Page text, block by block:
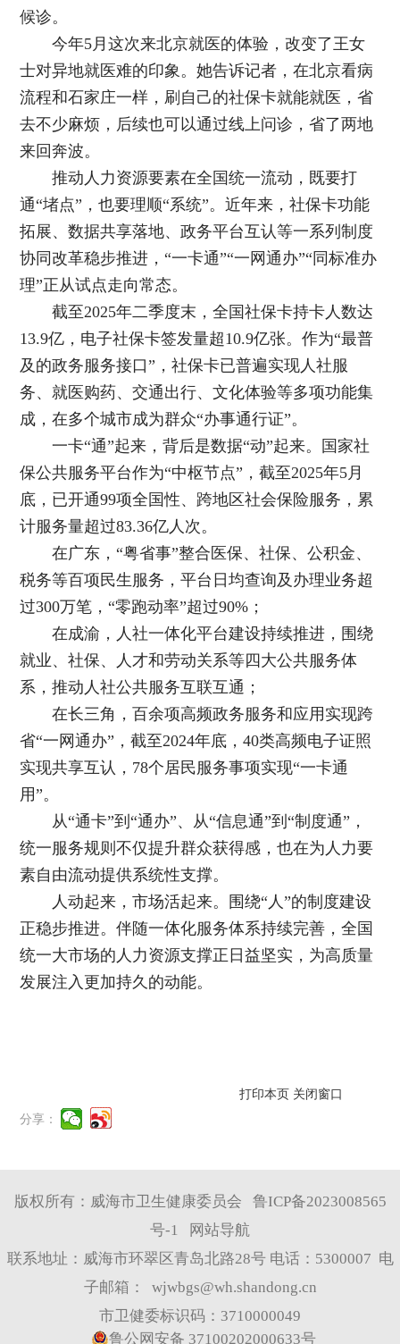
候诊。
今年5月这次来北京就医的体验，改变了王女
士对异地就医难的印象。她告诉记者，在北京看病
流程和石家庄一样，刷自己的社保卡就能就医，省
去不少麻烦，后续也可以通过线上问诊，省了两地
来回奔波。
推动人力资源要素在全国统一流动，既要打
通“堵点”，也要理顺“系统”。近年来，社保卡功能
拓展、数据共享落地、政务平台互认等一系列制度
协同改革稳步推进，“一卡通”“一网通办”“同标准办
理”正从试点走向常态。
截至2025年二季度末，全国社保卡持卡人数达
13.9亿，电子社保卡签发量超10.9亿张。作为“最普
及的政务服务接口”，社保卡已普遍实现人社服
务、就医购药、交通出行、文化体验等多项功能集
成，在多个城市成为群众“办事通行证”。
一卡“通”起来，背后是数据“动”起来。国家社
保公共服务平台作为“中枢节点”，截至2025年5月
底，已开通99项全国性、跨地区社会保险服务，累
计服务量超过83.36亿人次。
在广东，“粤省事”整合医保、社保、公积金、
税务等百项民生服务，平台日均查询及办理业务超
过300万笔，“零跑动率”超过90%；
在成渝，人社一体化平台建设持续推进，围绕
就业、社保、人才和劳动关系等四大公共服务体
系，推动人社公共服务互联互通；
在长三角，百余项高频政务服务和应用实现跨
省“一网通办”，截至2024年底，40类高频电子证照
实现共享互认，78个居民服务事项实现“一卡通
用”。
从“通卡”到“通办”、从“信息通”到“制度通”，
统一服务规则不仅提升群众获得感，也在为人力要
素自由流动提供系统性支撑。
人动起来，市场活起来。围绕“人”的制度建设
正稳步推进。伴随一体化服务体系持续完善，全国
统一大市场的人力资源支撑正日益坚实，为高质量
发展注入更加持久的动能。
打印本页 关闭窗口
分享：
版权所有：威海市卫生健康委员会
鲁ICP备2023008565
号-1
网站导航
联系地址：威海市环翠区青岛北路28号 电话：5300007 电
子邮箱：
wjwbgs@wh.shandong.cn
市卫健委标识码：3710000049
鲁公网安备 37100202000633号